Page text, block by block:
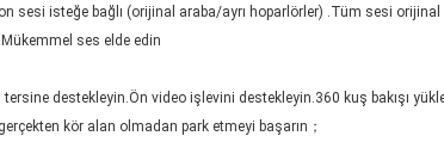
sesi isteğe bağlı (orijinal araba/ayrı hoparlörler) .Tüm sesi
ses elde edin
tersine destekleyin.Ön video işlevini destekleyin.360 kuş bakışı
kör alan olmadan park etmeyi başarın；